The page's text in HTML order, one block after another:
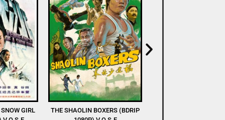
(BDRIP
DEVA (WEB-DL 1080P) V.O.S.E